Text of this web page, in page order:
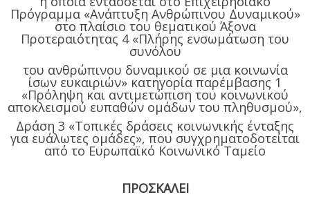
Πρόγραμμα «Ανάπτυξη Ανθρώπινου Δυναμικού»
στο πλαίσιο του θεματικού Άξονα
Προτεραιότητας 4 «Πλήρης ενσωμάτωση του
συνόλου
του ανθρώπινου δυναμικού σε μια κοινωνία
ίσων ευκαιριών» κατηγορία παρέμβασης 1
«Πρόληψη και αντιμετώπιση του κοινωνικού
αποκλεισμού ευπαθών ομάδων του πληθυσμού»,
Δράση 3 «Τοπικές δράσεις κοινωνικής ένταξης
για ευάλωτες ομάδες», που συγχρηματοδοτείται
από το Ευρωπαϊκό Κοινωνικό Ταμείο
ΠΡΟΣΚΑΛΕΙ